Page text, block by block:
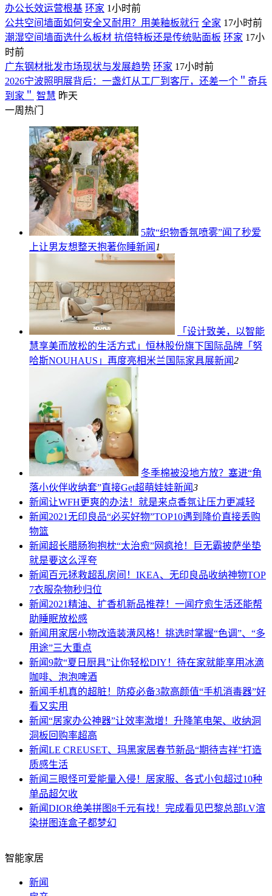
办公长效运营根基 环家 1小时前
公共空间墙面如何安全又耐用？用美釉板就行 全家 17小时前
潮湿空间墙面选什么板材 抗倍特板还是传统贴面板 环家 17小
时前
广东钢材批发市场现状与发展趋势 环家 17小时前
2026宁波照明展背后：一盏灯从工厂到客厅，还差一个＂奇兵
到家＂ 智慧 昨天
一周热门
5款“织物香氛喷雾”闻了秒爱
上让男友想整天抱著你睡新闻1
「设计致美，以智能
慧享美而放松的生活方式」恒林股份旗下国际品牌「努
哈斯NOUHAUS」再度亮相米兰国际家具展新闻2
冬季棉被没地方放？塞进“角
落小伙伴收纳套”直接Get超萌娃娃新闻3
新闻让WFH更爽的办法！就是来点香氛让压力更减轻
新闻2021无印良品“必买好物”TOP10遇到降价直接丢购
物篮
新闻超长腊肠狗抱枕“太治愈”网疯抢！巨无霸披萨坐垫
就是要这么浮夸
新闻 百元拯救超乱房间！IKEA、无印良品收纳神物TOP
7衣服杂物秒归位
新闻2021精油、扩香机新品推荐！一闻疗愈生活还能帮
助睡眠放松感
新闻 用家居小物改造装潢风格！挑选时掌握“色调”、“多
用途”三大重点
新闻9款“夏日厨具”让你轻松DIY！待在家就能享用冰滴
咖啡、泡泡啤酒
新闻手机真的超脏！防疫必备3款高颜值“手机消毒器”好
看又实用
新闻“居家办公神器”让效率激增！升降笔电架、收纳洞
洞板回购率超高
新闻LE CREUSET、玛黑家居春节新品“期待吉祥”打造
质感生活
新闻 三眼怪可爱能量入侵！居家服、各式小包超过10种
单品超欠收
新闻DIOR绝美拼图8千元有找！完成看见巴黎总部LV渲
染拼图连盒子都梦幻
智能家居
新闻